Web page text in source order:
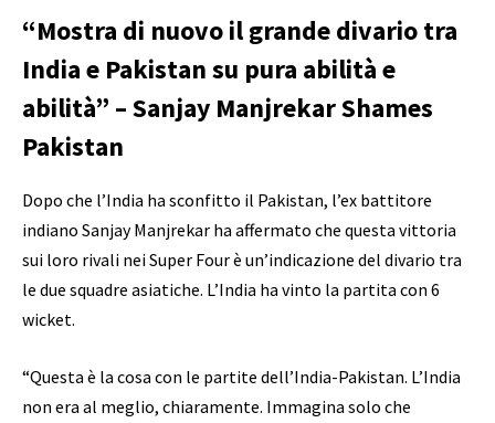
“Mostra di nuovo il grande divario tra
India e Pakistan su pura abilità e
abilità” – Sanjay Manjrekar Shames
Pakistan
Dopo che l’India ha sconfitto il Pakistan, l’ex battitore
indiano Sanjay Manjrekar ha affermato che questa vittoria
sui loro rivali nei Super Four è un’indicazione del divario tra
le due squadre asiatiche. L’India ha vinto la partita con 6
wicket.
“Questa è la cosa con le partite dell’India-Pakistan. L’India
non era al meglio, chiaramente. Immagina solo che